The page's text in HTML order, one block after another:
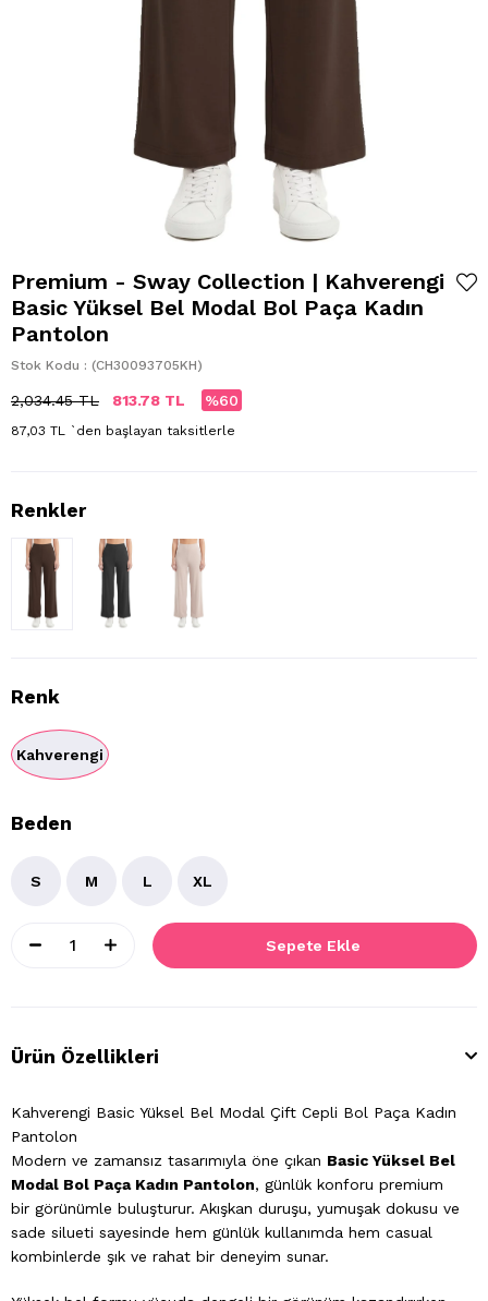
Premium - Sway Collection | Kahverengi
Basic Yüksel Bel Modal Bol Paça Kadın
Pantolon
Stok Kodu (CH30093705KH)
2,034.45 TL 813.78 TL 60
87,03 TL `den başlayan taksitlerle
Renk
Kahverengi
Beden
S M L XL
Ürün Özellikleri
Kahverengi Basic Yüksel Bel Modal Çift Cepli Bol Paça Kadın
Pantolon
Modern ve zamansız tasarımıyla öne çıkan Basic Yüksel Bel
Modal Bol Paça Kadın Pantolon, günlük konforu premium
bir görünümle buluşturur. Akışkan duruşu, yumuşak dokusu ve
sade silueti sayesinde hem günlük kullanımda hem casual
kombinlerde şık ve rahat bir deneyim sunar.